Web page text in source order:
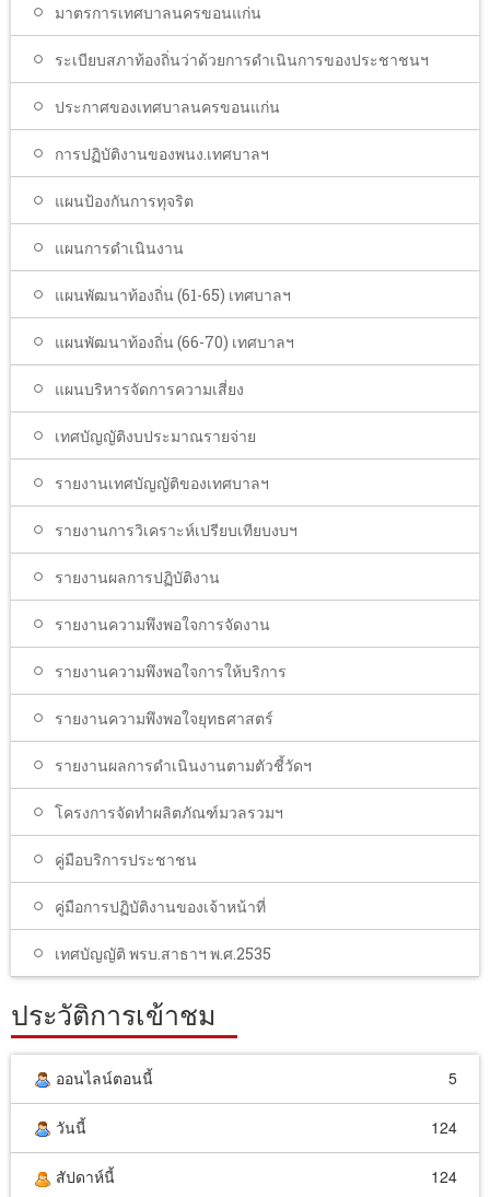
มาตรการเทศบาลนครขอนแก่น
ระเบียบสภาท้องถิ่นว่าด้วยการดำเนินการของประชาชนฯ
ประกาศของเทศบาลนครขอนแก่น
การปฏิบัติงานของพนง.เทศบาลฯ
แผนป้องกันการทุจริต
แผนการดำเนินงาน
แผนพัฒนาท้องถิ่น (61-65) เทศบาลฯ
แผนพัฒนาท้องถิ่น (66-70) เทศบาลฯ
แผนบริหารจัดการความเสี่ยง
เทศบัญญัติงบประมาณรายจ่าย
รายงานเทศบัญญัติของเทศบาลฯ
รายงานการวิเคราะห์เปรียบเทียบงบฯ
รายงานผลการปฏิบัติงาน
รายงานความพึงพอใจการจัดงาน
รายงานความพึงพอใจการให้บริการ
รายงานความพึงพอใจยุทธศาสตร์
รายงานผลการดำเนินงานตามตัวชี้วัดฯ
โครงการจัดทำผลิตภัณฑ์มวลรวมฯ
คู่มือบริการประชาชน
คู่มือการปฏิบัติงานของเจ้าหน้าที่
เทศบัญญัติ พรบ.สาธาฯ พ.ศ.2535
ประวัติการเข้าชม
ออนไลน์ตอนนี้ 5
วันนี้ 124
สัปดาห์นี้ 124